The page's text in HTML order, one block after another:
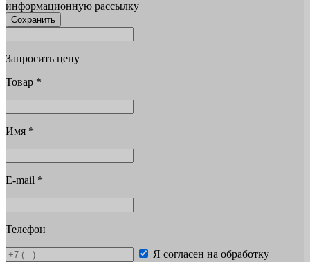
информационную рассылку
Сохранить
Запросить цену
Товар *
Имя *
E-mail *
Телефон
Я согласен на обработку